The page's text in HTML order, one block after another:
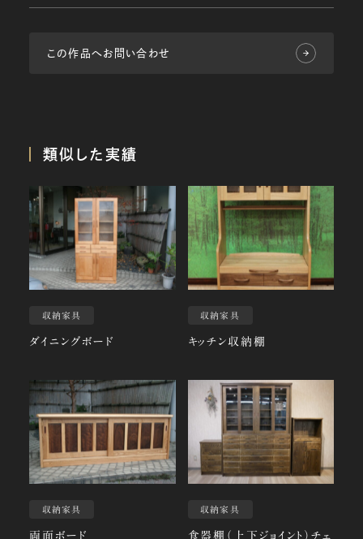
この作品へお問い合わせ
類似した実績
収納家具
ダイニングボード
収納家具
キッチン収納棚
収納家具
両面ボード
収納家具
食器棚（上下ジョイント）チェ